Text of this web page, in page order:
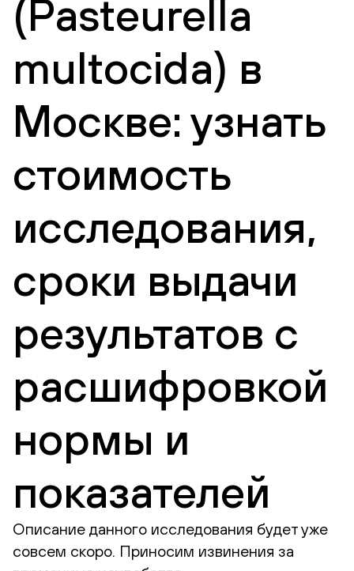
(Pasteurella
multocida) в
Москве: узнать
стоимость
исследования,
сроки выдачи
результатов с
расшифровкой
нормы и
показателей
Описание данного исследования будет уже
совсем скоро. Приносим извинения за